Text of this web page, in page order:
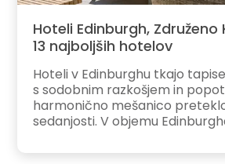
Hoteli Edinburgh,
13 najboljših hotelov
Hoteli v Edinburghu tkajo
s sodobnim razkošjem in
harmonično mešanico
sedanjosti. V objemu